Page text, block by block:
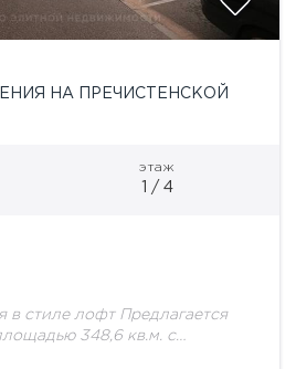
НА ПРЕЧИСТЕНСКОЙ
этаж
1 / 4
стиле лофт Предлагается
348,6 кв.м. с